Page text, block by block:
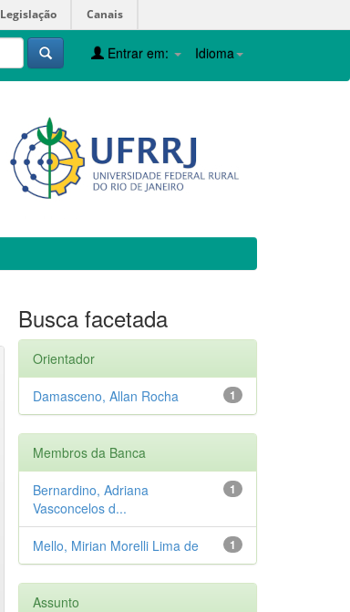
Legislação Canais
Idioma
Entrar em:
Busca facetada
Orientador
1
Damasceno, Allan Rocha
Membros da Banca
1
Bernardino, Adriana
Vasconcelos d...
1
Mello, Mirian Morelli Lima de
Assunto